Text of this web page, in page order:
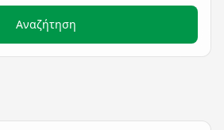
Αναζήτηση